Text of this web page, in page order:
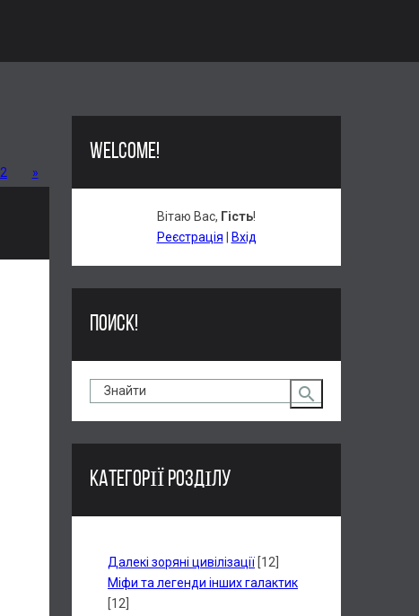
2 »
WELCOME!
Вітаю Вас, Гість!
Реєстрація
Вхід
ПОИСК!
КАТЕГОРІЇ РОЗДІЛУ
Далекі зоряні цивілізації [12]
Міфи та легенди інших галактик
[12]